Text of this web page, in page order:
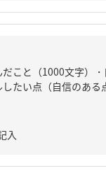
だこと（1000文字）
たい点（自信のある
入